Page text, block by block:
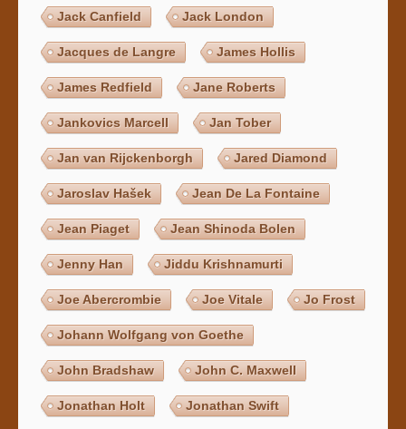
Jack Canfield Jack London
Jacques de Langre James Hollis
James Redfield Jane Roberts
Jankovics Marcell Jan Tober
Jan van Rijckenborgh Jared Diamond
Jaroslav Hašek Jean De La Fontaine
Jean Piaget Jean Shinoda Bolen
Jenny Han Jiddu Krishnamurti
Joe Abercrombie Joe Vitale Jo Frost
Johann Wolfgang von Goethe
John Bradshaw John C. Maxwell
Jonathan Holt Jonathan Swift